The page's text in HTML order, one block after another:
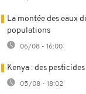
La montée des eaux
populations
06/08 - 16:00
Kenya : des
05/08 - 18:02